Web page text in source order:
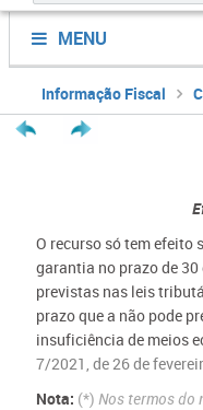
MENU
Informação Fiscal
O recurso só tem efeito
garantia no prazo de
previstas nas leis
prazo que a não pode
insuficiência de meios
7/2021, de 26 de
Nota: (*) Nos termos do